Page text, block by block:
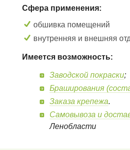
Сфера применения:
обшивка помещений
внутренняя и внешняя
Имеется возможность:
Заводской покраски;
Браширования
Заказа крепежа.
Самовывоза и
Ленобласти